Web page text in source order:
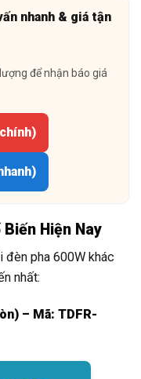
nhanh & giá tận
để nhận báo giá
Hiện Nay
đèn pha 600W khác
nhất:
– Mã: TDFR-